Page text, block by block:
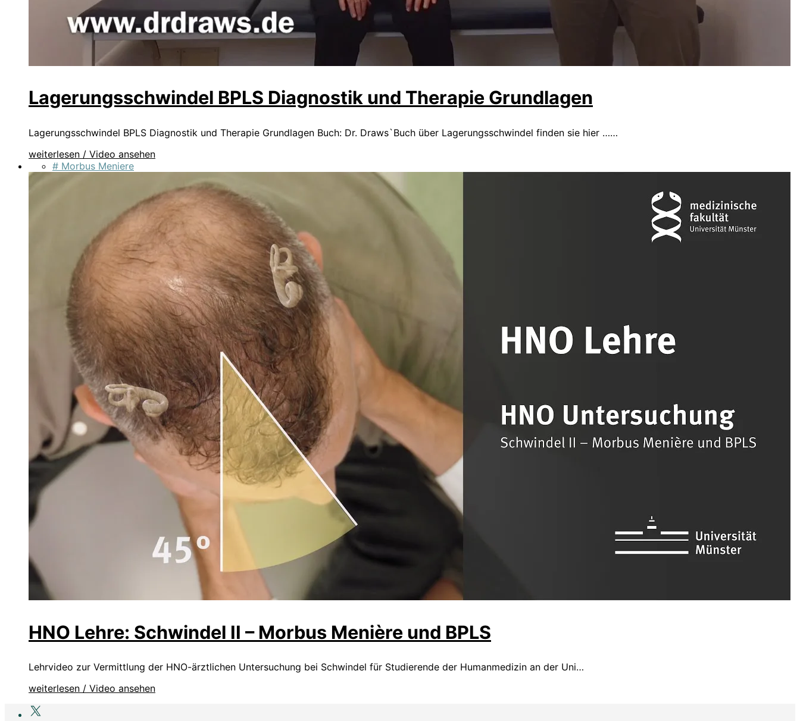
Lagerungsschwindel BPLS Diagnostik und Therapie Grundlagen
Lagerungsschwindel BPLS Diagnostik und Therapie Grundlagen Buch: Dr. Draws`Buch über Lagerungsschwindel finden sie hier ……
weiterlesen / Video ansehen
# Morbus Meniere
HNO Lehre: Schwindel II – Morbus Menière und BPLS
Lehrvideo zur Vermittlung der HNO-ärztlichen Untersuchung bei Schwindel für Studierende der Humanmedizin an der Uni…
weiterlesen / Video ansehen